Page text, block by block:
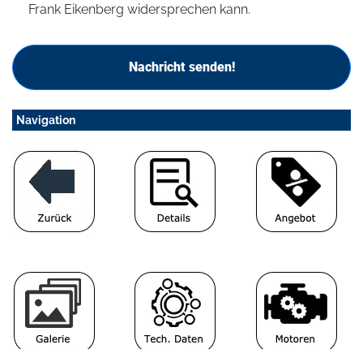
Frank Eikenberg widersprechen kann.
Nachricht senden!
Navigation